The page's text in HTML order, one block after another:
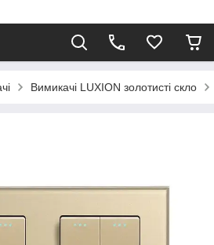
Вимикачі LUXION золотисті скло